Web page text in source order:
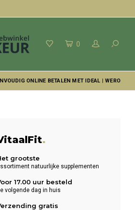
0
ONLINE BETALEN MET IDEAL | WERO
.
grootste
natuurlijke supplementen
17.00 uur besteld
volgende dag in huis
gratis